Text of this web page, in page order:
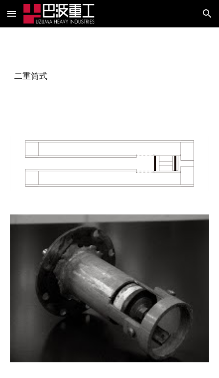
Skip to main content Skip to navigation
二重筒式